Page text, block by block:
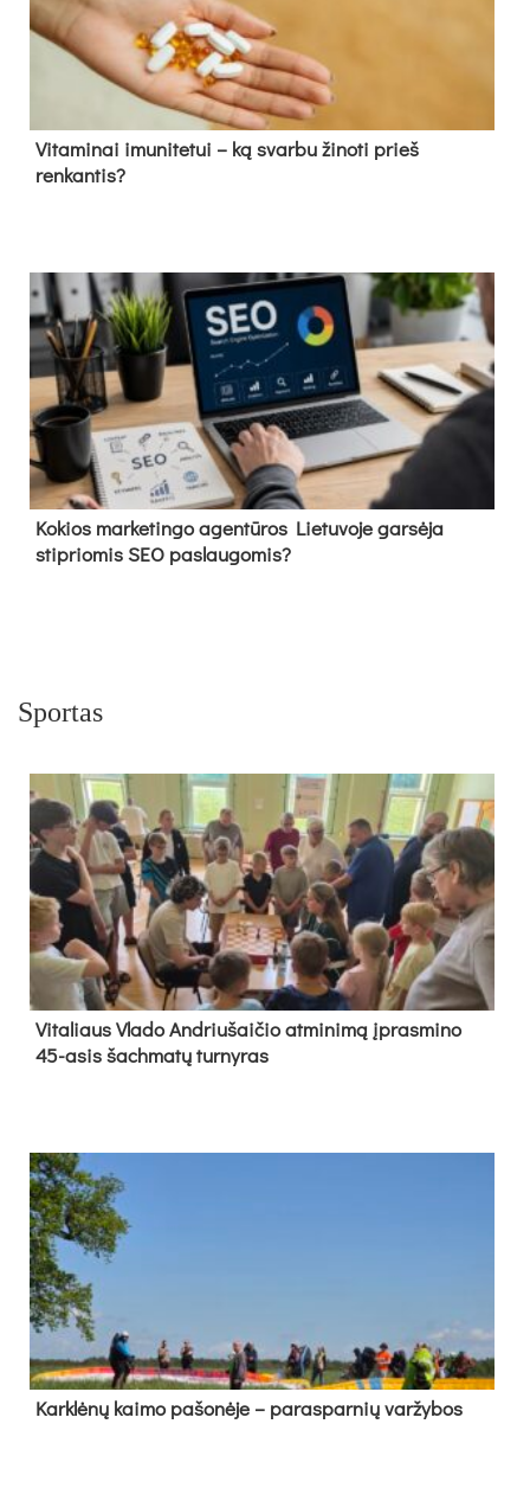
Vitaminai imunitetui – ką svarbu žinoti prieš
renkantis?
Kokios marketingo agentūros Lietuvoje garsėja
stipriomis SEO paslaugomis?
Sportas
Vi­ta­liaus Vla­do And­riu­šai­čio at­mi­ni­mą įpras­mi­no
45-asis šach­ma­tų tur­ny­ras
Kark­lė­nų kai­mo pa­šo­nė­je – pa­ras­par­nių var­žy­bos